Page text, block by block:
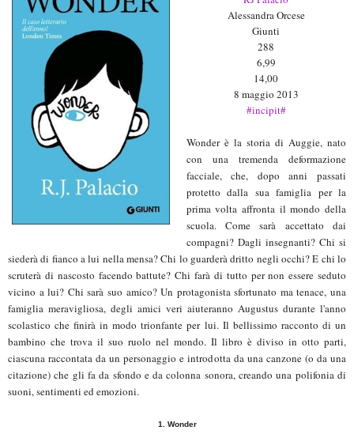
Alessandra Orcese
Giunti
288
6,99
14,00
8 maggio 2013
#incipit#
Wonder è la storia di Auggie, nato
con una tremenda deformazione
facciale, che, dopo anni passati
protetto dalla sua famiglia per la
prima volta affronta il mondo della
scuola. Come sarà accettato dai
compagni? Dagli insegnanti? Chi si
siederà di fianco a lui nella mensa? Chi lo guarderà dritto negli occhi? E chi lo
scruterà di nascosto facendo battute? Chi farà di tutto per non essere seduto
vicino a lui? Chi sarà suo amico? Un protagonista sfortunato ma tenace, una
famiglia meravigliosa, degli amici veri aiuteranno Augustus durante l'anno
scolastico che finirà in modo trionfante per lui. Il bellissimo racconto di un
bambino che trova il suo ruolo nel mondo. Il libro è diviso in otto parti,
ciascuna raccontata da un personaggio e introdotta da una canzone (o da una
citazione) che gli fa da sfondo e da colonna sonora, creando una polifonia di
suoni, sentimenti ed emozioni.
1. Wonder